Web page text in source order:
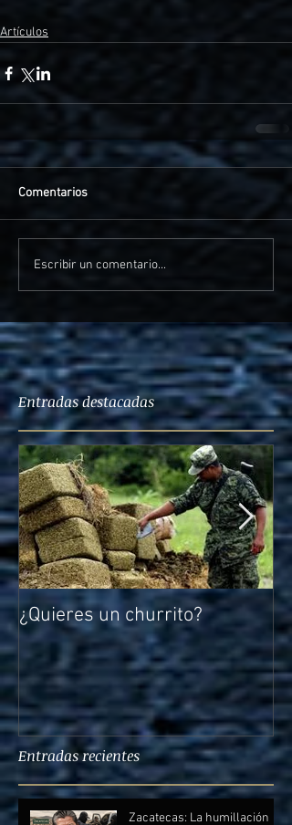
Artículos
Comentarios
Escribir un comentario...
Entradas destacadas
¿Quieres un churrito?
Entradas recientes
Zacatecas: La humillación